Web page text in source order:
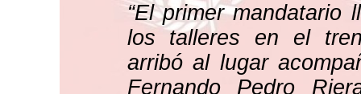
“El primer mandatario
los talleres en el
arribó al lugar
Fernando Pedro